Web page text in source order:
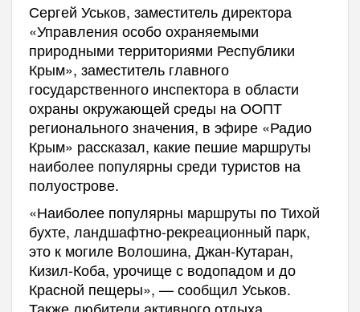
Сергей Уськов, заместитель директора
«Управления особо охраняемыми
природными территориями Республики
Крым», заместитель главного
государственного инспектора в области
охраны окружающей среды на ООПТ
регионального значения, в эфире «Радио
Крым» рассказал, какие пешие маршруты
наиболее популярны среди туристов на
полуострове.
«Наиболее популярны маршруты по Тихой
бухте, ландшафтно-рекреационный парк,
это к могиле Волошина, Джан-Кутаран,
Кизил-Коба, урочище с водопадом и до
Красной пещеры», — сообщил Уськов.